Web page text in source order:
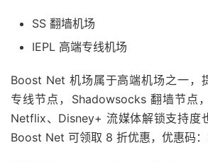
SS 翻墙机场
IEPL 高端专线机场
Boost Net 机场属于高端机场之一，
专线节点，Shadowsocks 翻墙节点
Netflix、Disney+ 流媒体解锁支持度
Boost Net 可领取 8 折优惠，优惠码